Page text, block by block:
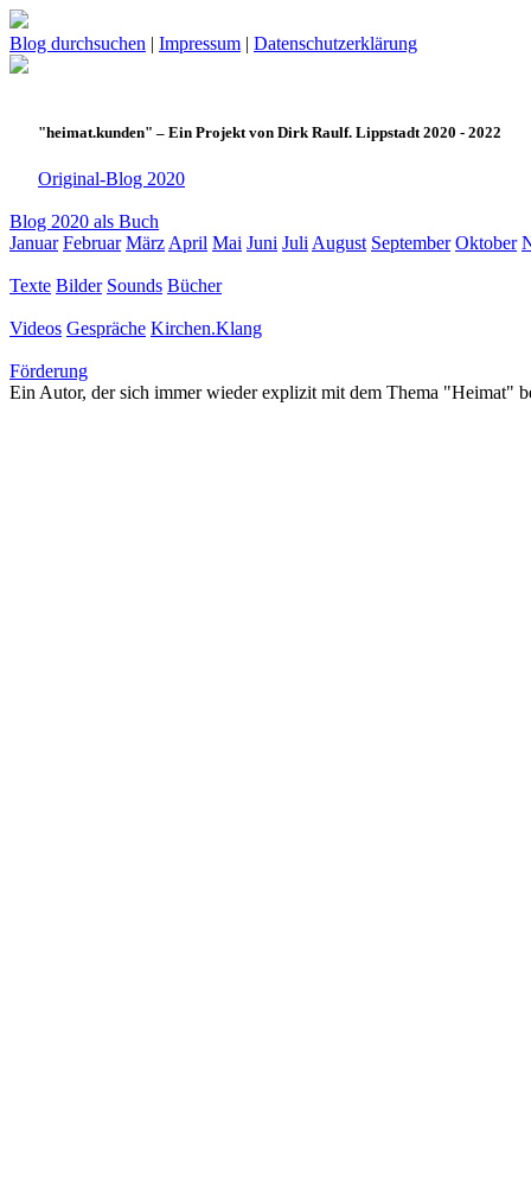
Blog durchsuchen | Impressum | Datenschutzerklärung
"heimat.kunden" – Ein Projekt von Dirk Raulf. Lippstadt 2020 - 2022
Original-Blog 2020
Blog 2020 als Buch
Januar Februar März April Mai Juni Juli August September Oktober
Texte Bilder Sounds Bücher
Videos Gespräche Kirchen.Klang
Förderung
Ein Autor, der sich immer wieder explizit mit dem Thema "Heimat"